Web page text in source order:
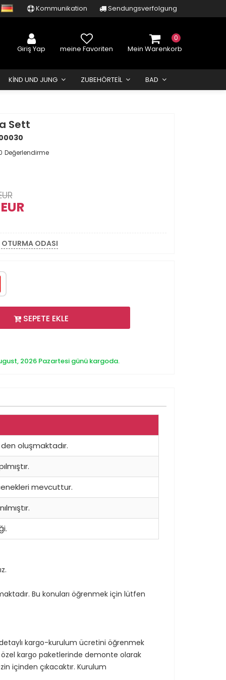
Kommunikation Sendungsverfolgung
Giriş Yap meine Favoriten Mein Warenkorb
0
KIND UND JUNG ZUBEHÖRTEIL BAD
Sett
Değerlendirme
ODASI
SEPETE EKLE
2026 Pazartesi günü kargoda.
oluşmaktadır.
mevcuttur.
Bu konuları öğrenmek için lütfen
kargo-kurulum ücretini öğrenmek
kargo paketlerinde demonte olarak
içinden çıkacaktır. Kurulum